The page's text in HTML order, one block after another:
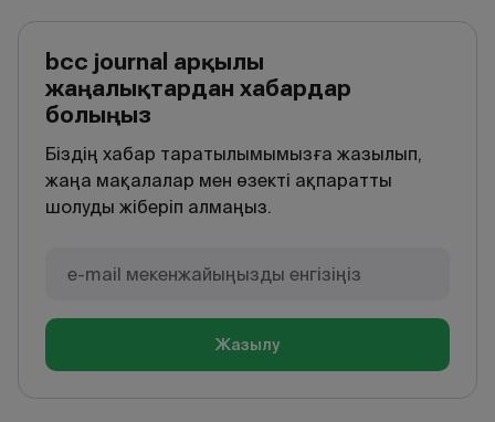
bcc journal арқылы
жаңалықтардан хабардар
болыңыз
Біздің хабар таратылымымызға жазылып,
жаңа мақалалар мен өзекті ақпаратты
шолуды жіберіп алмаңыз.
Жазылу